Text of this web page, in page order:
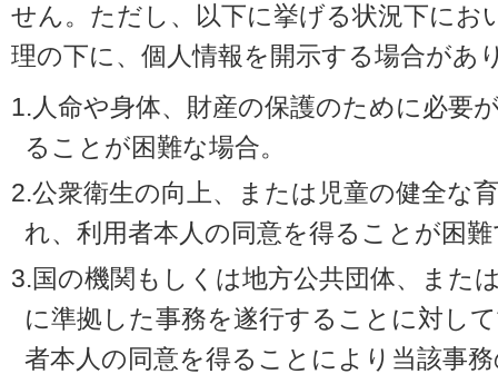
せん。ただし、以下に挙げる状況下にお
理の下に、個人情報を開示する場合があ
1.人命や身体、財産の保護のために必要
ることが困難な場合。
2.公衆衛生の向上、または児童の健全な
れ、利用者本人の同意を得ることが困
3.国の機関もしくは地方公共団体、また
に準拠した事務を遂行することに対し
者本人の同意を得ることにより当該事